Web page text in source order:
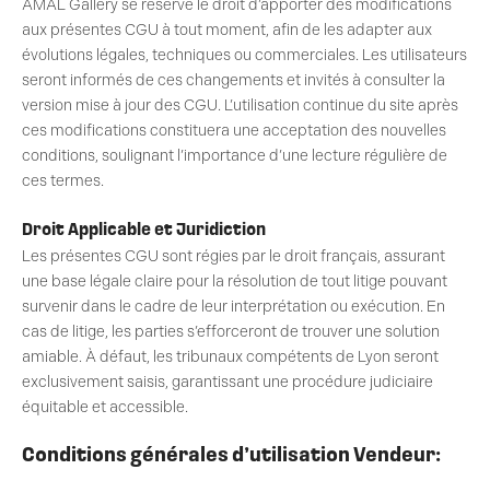
AMAL Gallery se réserve le droit d’apporter des modifications
aux présentes CGU à tout moment, afin de les adapter aux
évolutions légales, techniques ou commerciales. Les utilisateurs
seront informés de ces changements et invités à consulter la
version mise à jour des CGU. L’utilisation continue du site après
ces modifications constituera une acceptation des nouvelles
conditions, soulignant l’importance d’une lecture régulière de
ces termes.
Droit Applicable et Juridiction
Les présentes CGU sont régies par le droit français, assurant
une base légale claire pour la résolution de tout litige pouvant
survenir dans le cadre de leur interprétation ou exécution. En
cas de litige, les parties s’efforceront de trouver une solution
amiable. À défaut, les tribunaux compétents de Lyon seront
exclusivement saisis, garantissant une procédure judiciaire
équitable et accessible.
Conditions générales d’utilisation Vendeur: